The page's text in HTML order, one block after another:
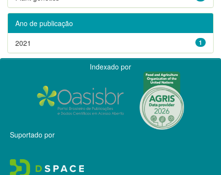
Ano de publicação
1
2021
Indexado por
Suportado por